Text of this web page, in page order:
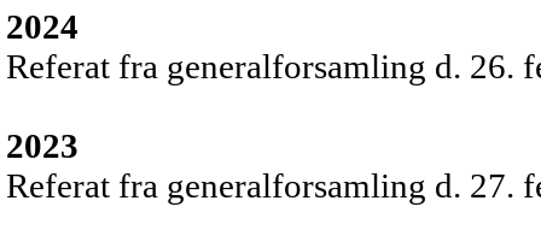
2024
Referat fra generalforsamling d. 26.
2023
Referat fra generalforsamling d. 27.